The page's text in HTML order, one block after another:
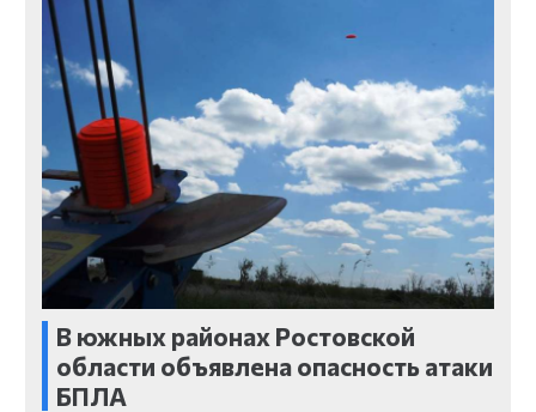
В южных районах Ростовской
области объявлена опасность атаки
БПЛА